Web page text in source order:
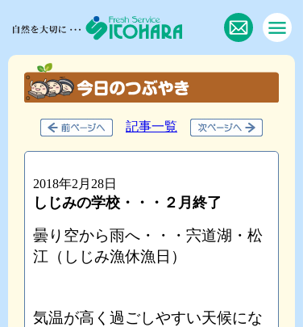
記事一覧
2018年2月28日
しじみの学校・・・２月終了
曇り空から雨へ・・・宍道湖・松
江（しじみ漁休漁日）
気温が高く過ごしやすい天候にな